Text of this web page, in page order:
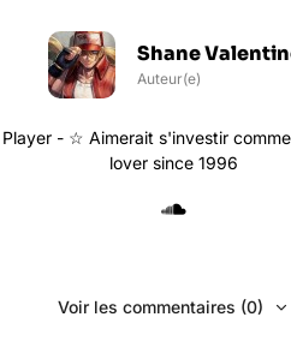
Shane
Auteur(e)
- ☆ Aimerait s'investir
lover since 1996
Voir les commentaires (0)